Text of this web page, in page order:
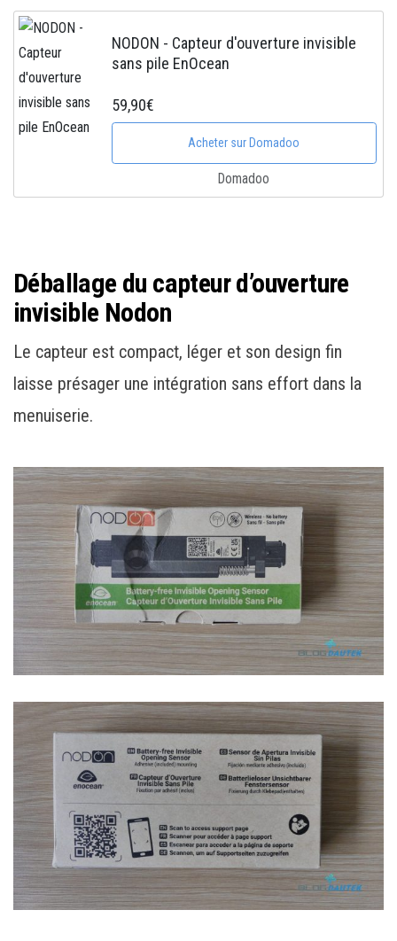
NODON - Capteur d'ouverture invisible
sans pile EnOcean
59,90€
Acheter sur Domadoo
Domadoo
Déballage du capteur d’ouverture
invisible Nodon
Le capteur est compact, léger et son design fin
laisse présager une intégration sans effort dans la
menuiserie.